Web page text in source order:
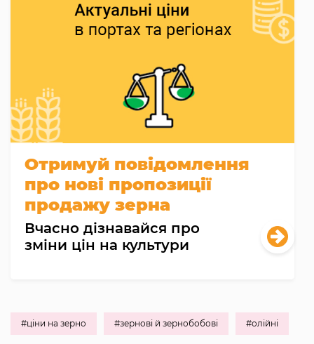
Отримуй повідомлення
про нові пропозиції
продажу зерна
Вчасно дізнавайся про
зміни цін на культури
#ціни на зерно #зернові й зернобобові #олійні